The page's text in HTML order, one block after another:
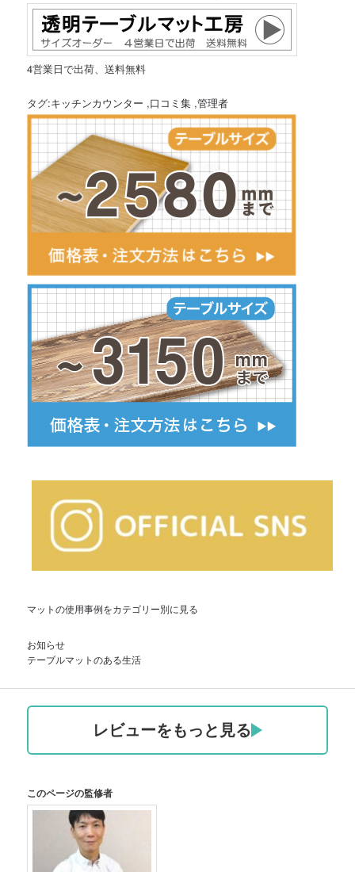
4営業日で出荷、送料無料
タグ:キッチンカウンター ,口コミ集 ,管理者
マットの使用事例をカテゴリー別に見る
お知らせ
テーブルマットのある生活
レビューをもっと見る
このページの監修者